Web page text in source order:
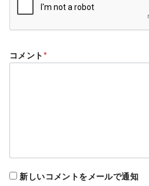
コメント*
新しいコメントをメールで通知